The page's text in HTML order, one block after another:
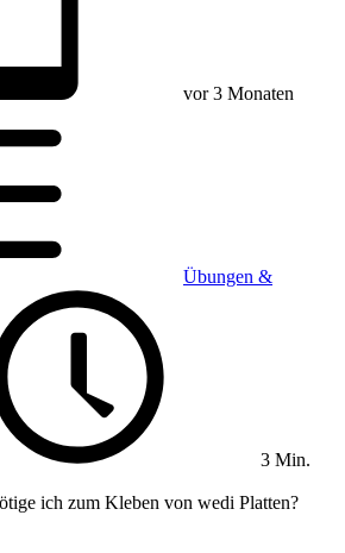
vor 3 Monaten
Übungen &
3 Min.
ich zum Kleben von wedi Platten?